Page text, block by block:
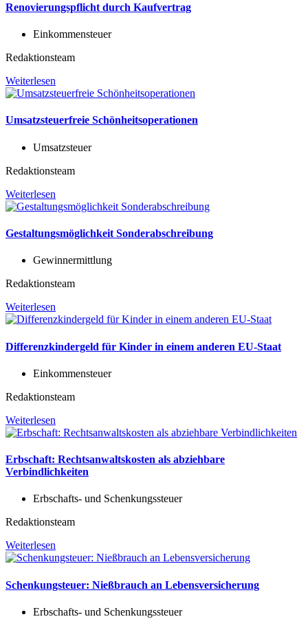
Renovierungspflicht durch Kaufvertrag
Einkommensteuer
Redaktionsteam
Weiterlesen
Umsatzsteuerfreie Schönheitsoperationen
Umsatzsteuer
Redaktionsteam
Weiterlesen
Gestaltungsmöglichkeit Sonderabschreibung
Gewinnermittlung
Redaktionsteam
Weiterlesen
Differenzkindergeld für Kinder in einem anderen EU-Staat
Einkommensteuer
Redaktionsteam
Weiterlesen
Erbschaft: Rechtsanwaltskosten als abziehbare
Verbindlichkeiten
Erbschafts- und Schenkungssteuer
Redaktionsteam
Weiterlesen
Schenkungsteuer: Nießbrauch an Lebensversicherung
Erbschafts- und Schenkungssteuer